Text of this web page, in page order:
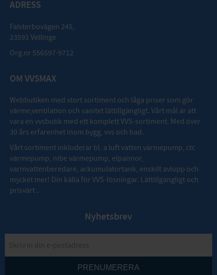
ADRESS
Falsterbovägen 245,
23591 Vellinge
Org.nr 556597-9712
OM VVSMAX
Webbutiken med stort sortiment och låga priser som gör
värme,ventilation och sanitet lättillgängligt. Vårt mål är att
vara en vvsbutik med ett komplett VVS-sortiment. Med över
30 års erfarenhet inom bygg, vvs och bad.
Vårt sortiment inkluderar bl. a luft vatten värmepump, ctc
värmepump, nibe värmepump, elpannor,
varmvattenberedare, ackumulatortank, enskilt avlopp och
mycket mer! Din källa för VVS-lösningar. Lättillgängligt och
prisvärt .
Nyhetsbrev
PRENUMERERA